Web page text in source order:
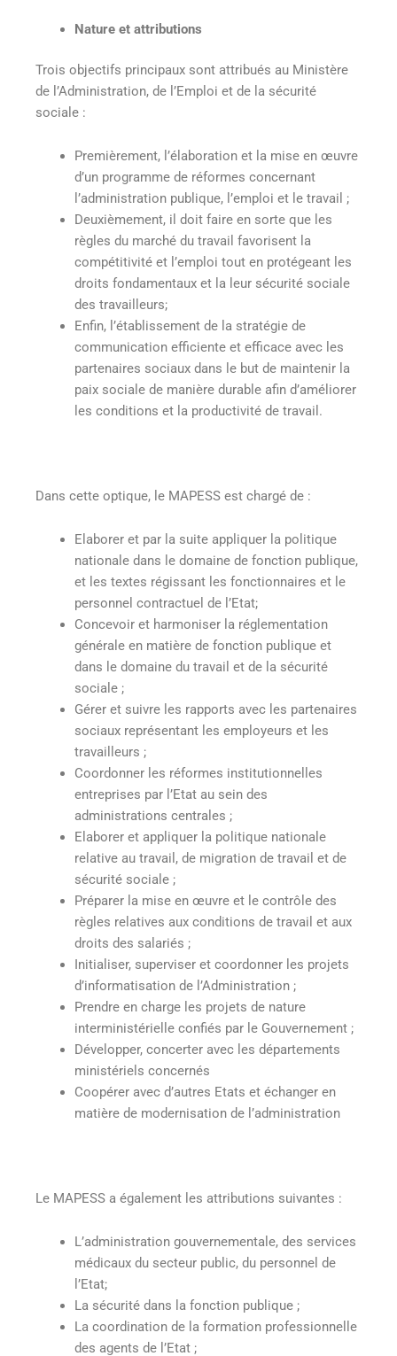
Nature et attributions
Trois objectifs principaux sont attribués au Ministère
de l’Administration, de l’Emploi et de la sécurité
sociale :
Premièrement, l’élaboration et la mise en œuvre
d’un programme de réformes concernant
l’administration publique, l’emploi et le travail ;
Deuxièmement, il doit faire en sorte que les
règles du marché du travail favorisent la
compétitivité et l’emploi tout en protégeant les
droits fondamentaux et la leur sécurité sociale
des travailleurs;
Enfin, l’établissement de la stratégie de
communication efficiente et efficace avec les
partenaires sociaux dans le but de maintenir la
paix sociale de manière durable afin d’améliorer
les conditions et la productivité de travail.
Dans cette optique, le MAPESS est chargé de :
Elaborer et par la suite appliquer la politique
nationale dans le domaine de fonction publique,
et les textes régissant les fonctionnaires et le
personnel contractuel de l’Etat;
Concevoir et harmoniser la réglementation
générale en matière de fonction publique et
dans le domaine du travail et de la sécurité
sociale ;
Gérer et suivre les rapports avec les partenaires
sociaux représentant les employeurs et les
travailleurs ;
Coordonner les réformes institutionnelles
entreprises par l’Etat au sein des
administrations centrales ;
Elaborer et appliquer la politique nationale
relative au travail, de migration de travail et de
sécurité sociale ;
Préparer la mise en œuvre et le contrôle des
règles relatives aux conditions de travail et aux
droits des salariés ;
Initialiser, superviser et coordonner les projets
d’informatisation de l’Administration ;
Prendre en charge les projets de nature
interministérielle confiés par le Gouvernement ;
Développer, concerter avec les départements
ministériels concernés
Coopérer avec d’autres Etats et échanger en
matière de modernisation de l’administration
Le MAPESS a également les attributions suivantes :
L’administration gouvernementale, des services
médicaux du secteur public, du personnel de
l’Etat;
La sécurité dans la fonction publique ;
La coordination de la formation professionnelle
des agents de l’Etat ;